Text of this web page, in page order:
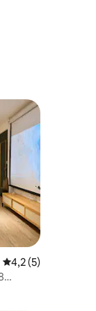
4,2 av 5 i
4,2 (5)